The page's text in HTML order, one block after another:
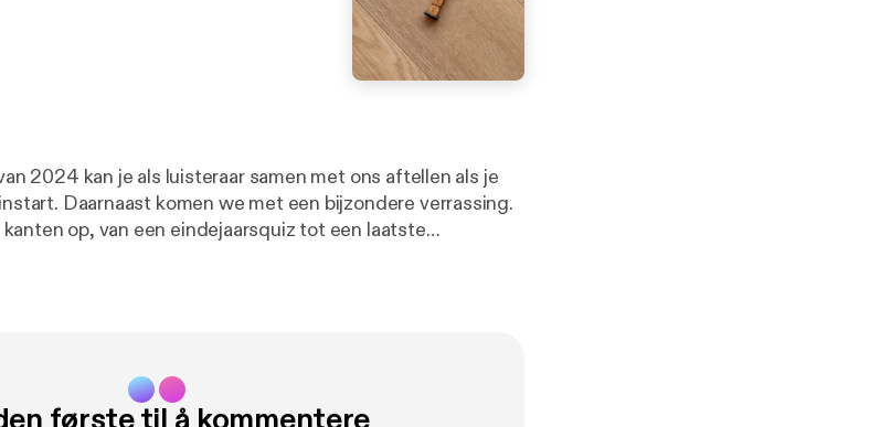
2024 kan je als luisteraar samen met ons aftellen als je
Daarnaast komen we met een bijzondere verrassing.
op, van een eindejaarsquiz tot een laatste